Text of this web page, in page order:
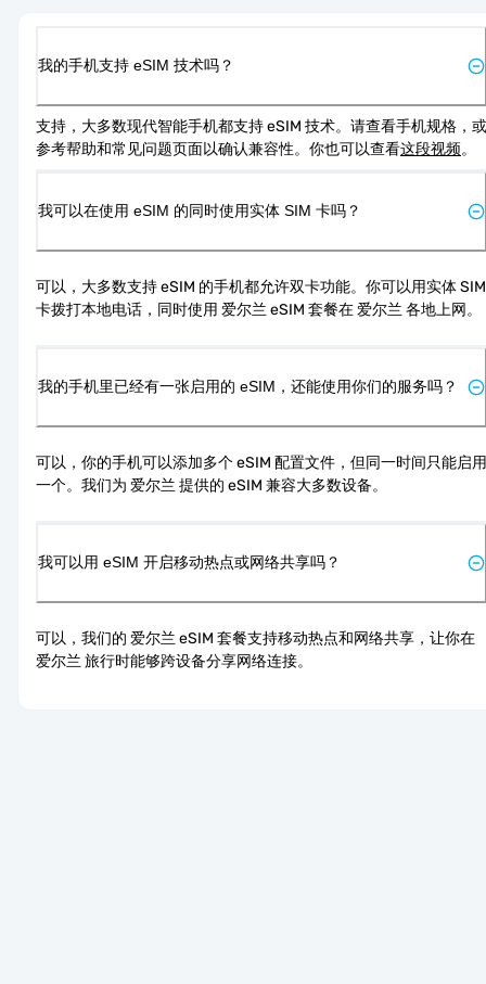
我的手机支持 eSIM 技术吗？
支持，大多数现代智能手机都支持 eSIM 技术。请查看手机规格，或
参考帮助和常见问题页面以确认兼容性。你也可以查看这段视频。
我可以在使用 eSIM 的同时使用实体 SIM 卡吗？
可以，大多数支持 eSIM 的手机都允许双卡功能。你可以用实体 SIM
卡拨打本地电话，同时使用 爱尔兰 eSIM 套餐在 爱尔兰 各地上网。
我的手机里已经有一张启用的 eSIM，还能使用你们的服务吗？
可以，你的手机可以添加多个 eSIM 配置文件，但同一时间只能启用
一个。我们为 爱尔兰 提供的 eSIM 兼容大多数设备。
我可以用 eSIM 开启移动热点或网络共享吗？
可以，我们的 爱尔兰 eSIM 套餐支持移动热点和网络共享，让你在
爱尔兰 旅行时能够跨设备分享网络连接。